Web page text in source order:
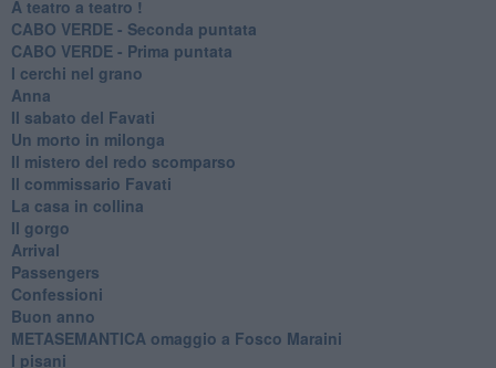
A teatro a teatro !
CABO VERDE - Seconda puntata
CABO VERDE - Prima puntata
I cerchi nel grano
Anna
Il sabato del Favati
Un morto in milonga
Il mistero del redo scomparso
Il commissario Favati
La casa in collina
Il gorgo
Arrival
Passengers
Confessioni
Buon anno
METASEMANTICA omaggio a Fosco Maraini
I pisani